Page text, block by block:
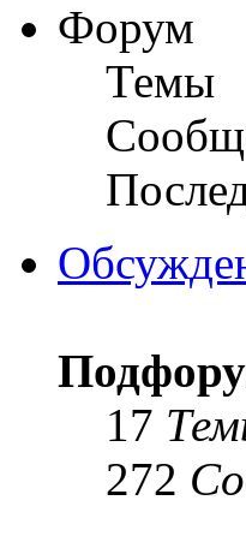
Форум
Темы
17
272